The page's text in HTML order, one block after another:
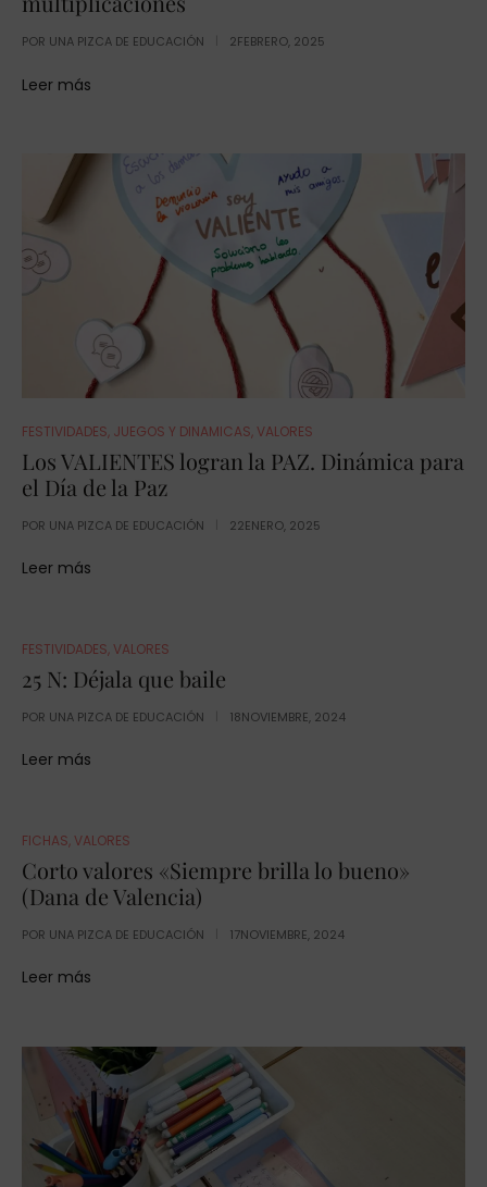
POR UNA PIZCA DE EDUCACIÓN 2FEBRERO, 2025
Leer más
FESTIVIDADES, JUEGOS Y DINAMICAS,VALORES
Los VALIENTES logran la PAZ. Dinámica para
el Día de la Paz
POR UNA PIZCA DE EDUCACIÓN 22ENERO, 2025
Leer más
FESTIVIDADES,VALORES
25 N: Déjala que baile
POR UNA PIZCA DE EDUCACIÓN 18NOVIEMBRE, 2024
Leer más
FICHAS,VALORES
Corto valores «Siempre brilla lo bueno»
(Dana de Valencia)
POR UNA PIZCA DE EDUCACIÓN 17NOVIEMBRE, 2024
Leer más